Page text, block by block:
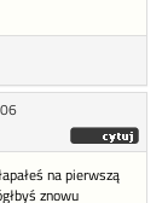
na pierwszą
znowu